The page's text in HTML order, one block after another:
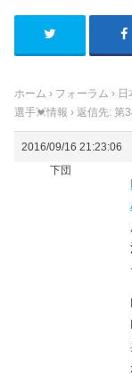
ホーム › フォーラム › 日
選手💓情報 › 返信先: 第
2016/09/16 21:23:06
下団